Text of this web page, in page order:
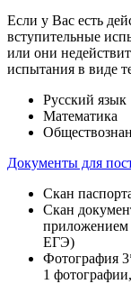
Если у Вас есть
вступительные
или они
испытания в виде
Русский язык
Математика
Документы для
Скан
Скан
приложением
ЕГЭ)
Фотография
1